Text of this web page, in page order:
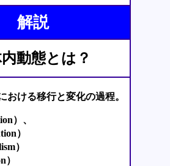
解説
動態とは？
おける移行と変化の過程。
）、
）
）
）